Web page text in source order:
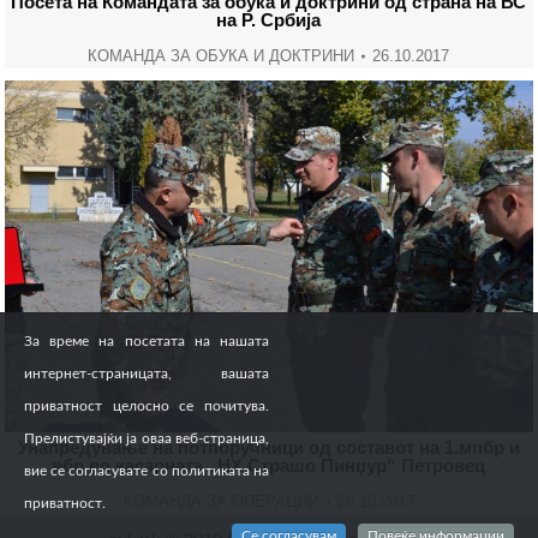
на Р. Србија
КОМАНДА ЗА ОБУКА И ДОКТРИНИ 26.10.2017
Унапредување на потпоручници од составот на 1.мпбр и
вбр во касарната „НХ Страшо Пинџур“ Петровец
За време на посетата на нашата
интернет-страницата, вашата
приватност целосно се почитува.
Прелистувајќи ја оваа веб-страница,
вие се согласувате со политиката на
приватност.